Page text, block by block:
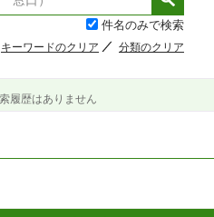
件名のみで検索
キーワードのクリア 分類のクリア
履歴はありません